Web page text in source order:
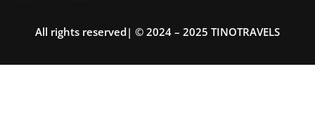
All rights reserved| © 2024 – 2025 TINOTRAVELS